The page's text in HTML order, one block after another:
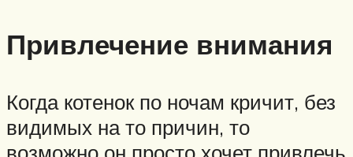
Привлечение внимания
Когда котенок по ночам кричит, без
видимых на то причин, то